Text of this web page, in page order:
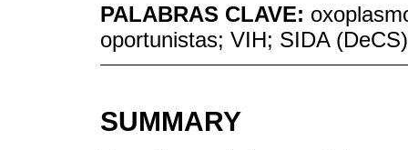
PALABRAS CLAVE:
oportunistas; VIH; SIDA (DeCS)
SUMMARY